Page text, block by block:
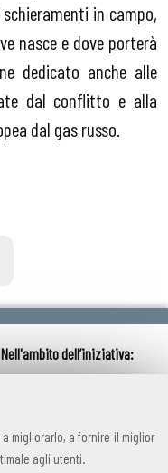
migliorarlo, a fornire il miglior
agli utenti.
in campo,
nasce e dove porterà
dedicato anche alle
dal conflitto e alla
dal gas russo.